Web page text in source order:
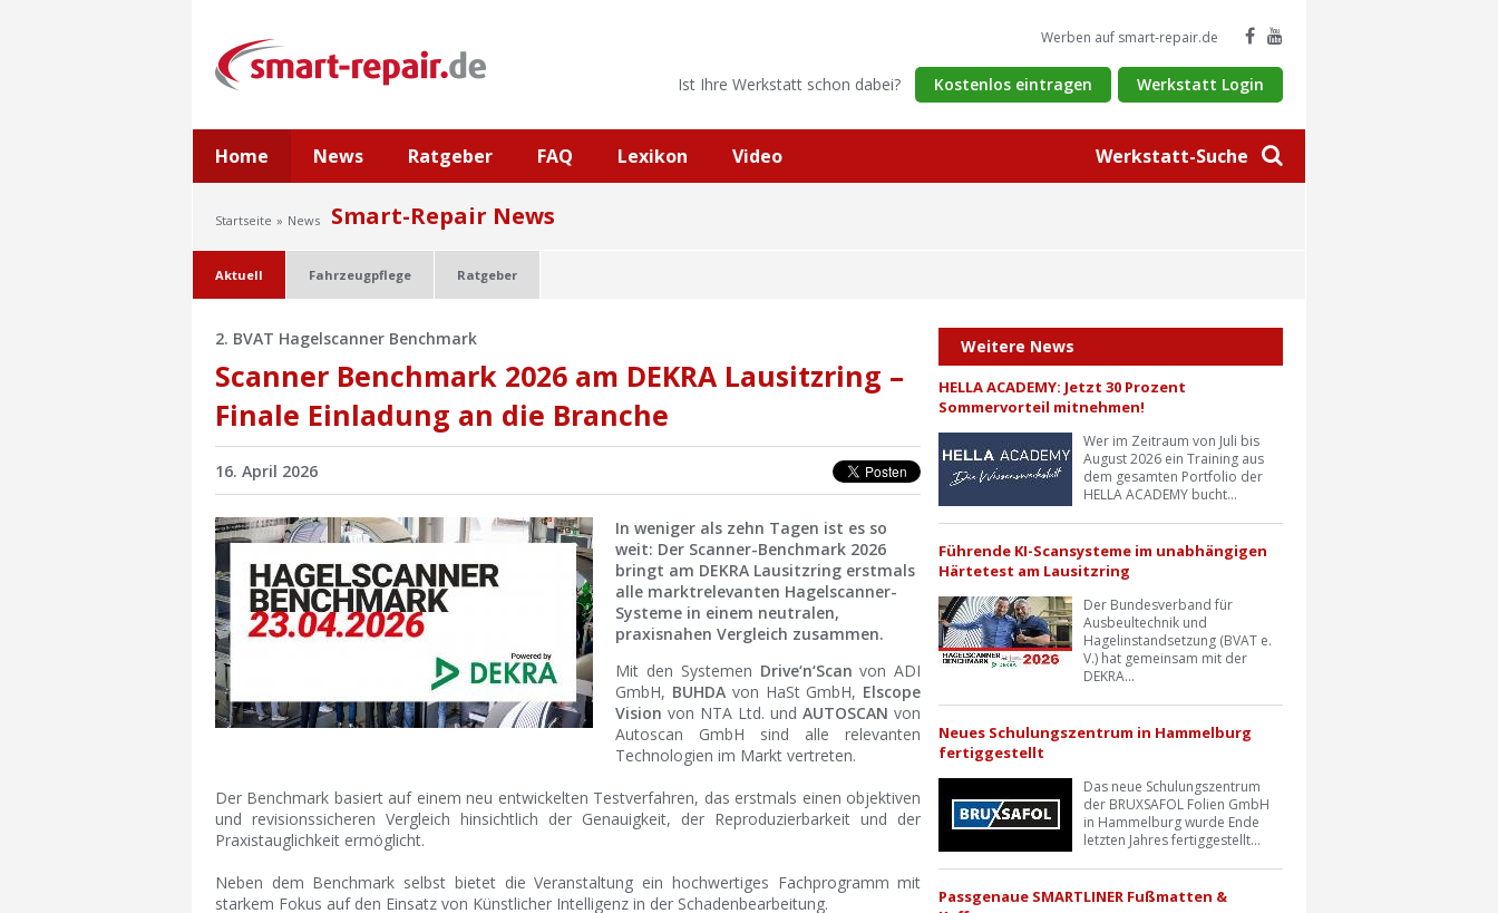
Werkstatt-Suche
Werben auf smart-repair.de
Ist Ihre Werkstatt schon dabei? Kostenlos eintragen Werkstatt Login
Home News Ratgeber FAQ Lexikon Video
Startseite News Smart-Repair News
Aktuell Fahrzeugpflege Ratgeber
2. BVAT Hagelscanner Benchmark
Scanner Benchmark 2026 am DEKRA Lausitzring –
Finale Einladung an die Branche
16. April 2026
In weniger als zehn Tagen ist es so
weit: Der Scanner-Benchmark 2026
bringt am DEKRA Lausitzring erstmals
alle marktrelevanten Hagelscanner-
Systeme in einem neutralen,
praxisnahen Vergleich zusammen.
Mit den Systemen Drive‘n‘Scan von ADI
GmbH, BUHDAvon HaSt GmbH, Elscope
Vision von NTA Ltd. undAUTOSCAN von
Autoscan GmbH sind alle relevanten
Technologien im Markt vertreten.
Der Benchmark basiert auf einem neu entwickelten Testverfahren, das erstmals einen objektiven
und revisionssicheren Vergleich hinsichtlich der Genauigkeit, der Reproduzierbarkeit und der
Praxistauglichkeit ermöglicht.
Neben dem Benchmark selbst bietet die Veranstaltung ein hochwertiges Fachprogramm mit
starkem Fokus auf den Einsatz von Künstlicher Intelligenz in der Schadenbearbeitung.
Weitere News
HELLA ACADEMY: Jetzt 30 Prozent
Sommervorteil mitnehmen!
Wer im Zeitraum von Juli bis
August 2026 ein Training aus
dem gesamten Portfolio der
HELLA ACADEMY bucht...
Führende KI-Scansysteme im unabhängigen
Härtetest am Lausitzring
Der Bundesverband für
Ausbeultechnik und
Hagelinstandsetzung (BVAT e.
V.) hat gemeinsam mit der
DEKRA...
Neues Schulungszentrum in Hammelburg
fertiggestellt
Das neue Schulungszentrum
der BRUXSAFOL Folien GmbH
in Hammelburg wurde Ende
letzten Jahres fertiggestellt...
Passgenaue SMARTLINER Fußmatten &